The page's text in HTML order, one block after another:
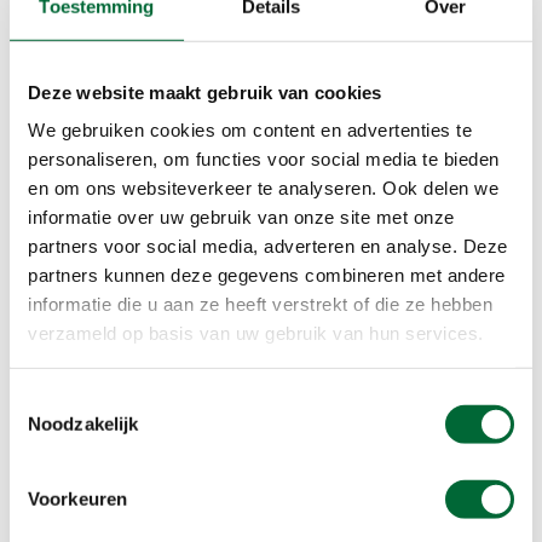
Toestemming Details Over
Deze website maakt gebruik van cookies
We gebruiken cookies om content en advertenties te
personaliseren, om functies voor social media te bieden
en om ons websiteverkeer te analyseren. Ook delen we
informatie over uw gebruik van onze site met onze
partners voor social media, adverteren en analyse. Deze
partners kunnen deze gegevens combineren met andere
informatie die u aan ze heeft verstrekt of die ze hebben
verzameld op basis van uw gebruik van hun services.
Noodzakelijk
Voorkeuren
wandelreis?
Wie begeleidt de reis?
Met wie moet ik contact opnemen als ik
vragen heb over de reis?
Wandelregio's in Italië
Wandelen in Puglia: In het zonnige zuiden ligt
Puglia: een streek vol karakter en contrasten. Je
heuveltoppen, eeuwenoude olijfgaarden en een
cultuur rijk en de stilte intens. Puglia is perfect
voor wie houdt van ongerepte wandelroutes en